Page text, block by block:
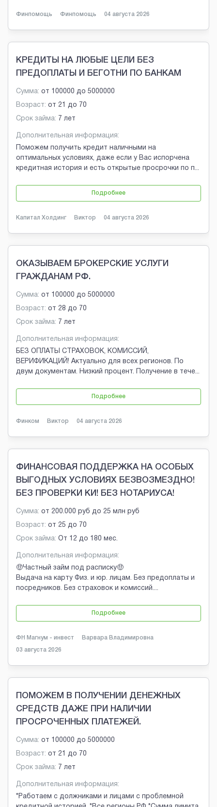
Финпомощь Финпомощь 04 августа 2026
КРЕДИТЫ НА ЛЮБЫЕ ЦЕЛИ БЕЗ
ПРЕДОПЛАТЫ И БЕГОТНИ ПО БАНКАМ
Сумма: от 100000 до 5000000
Возраст: от 21 до 70
Срок займа: 7 лет
Дополнительная информация:
Поможем получить кредит наличными на
оптимальных условиях, даже если у Вас испорчена
кредитная история и есть открытые просрочки по п...
Подробнее
Капитал Холдинг Виктор 04 августа 2026
ОКАЗЫВАЕМ БРОКЕРСКИЕ УСЛУГИ
ГРАЖДАНАМ РФ.
Сумма: от 100000 до 5000000
Возраст: от 28 до 70
Срок займа: 7 лет
Дополнительная информация:
БЕЗ ОПЛАТЫ СТРАХОВОК, КОМИССИЙ,
ВЕРИФИКАЦИЙ! Актуально для всех регионов. По
двум документам. Низкий процент. Получение в тече...
Подробнее
Финком Виктор 04 августа 2026
ФИНАНСОВАЯ ПОДДЕРЖКА НА ОСОБЫХ
ВЫГОДНЫХ УСЛОВИЯХ БЕЗВОЗМЕЗДНО!
БЕЗ ПРОВЕРКИ КИ! БЕЗ НОТАРИУСА!
Сумма: от 200.000 руб до 25 млн руб
Возраст: от 25 до 70
Срок займа: От 12 до 180 мес.
Дополнительная информация:
🤑Частный займ под расписку🤑
Выдача на карту Физ. и юр. лицам. Без предоплаты и
посредников. Без страховок и комиссий....
Подробнее
ФН Магнум - инвест Варвара Владимировна
03 августа 2026
ПОМОЖЕМ В ПОЛУЧЕНИИ ДЕНЕЖНЫХ
СРЕДСТВ ДАЖЕ ПРИ НАЛИЧИИ
ПРОСРОЧЕННЫХ ПЛАТЕЖЕЙ.
Сумма: от 100000 до 5000000
Возраст: от 21 до 70
Срок займа: 7 лет
Дополнительная информация:
*Работаем с должниками и лицами с проблемной